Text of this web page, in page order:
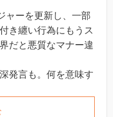
ャーを更新し、一部
き纏い行為にもうス
だと悪質なマナー違
発言も。何を意味す